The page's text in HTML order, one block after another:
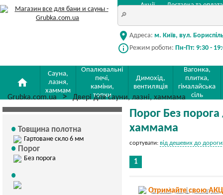
Акції Доставка та оплата
location_on Адреса: м. Київ, вул.
info_outline Режим роботи: Пн-Пт: 9:30 -
home
Сауна,
лазня,
хаммам
Опалювальні
печі,
каміни,
топки
Димохід,
вентиляція
Вагонка,
плитка,
гімалайська
сіль
Grubka.com.ua Двері для сауни, лазні, хаммама
Товщина полотна
Гартоване скло 6 мм
Порог
Без порога
Порог Без порога
хаммама
сортувати: від дешевих до
1
Отримайте свою